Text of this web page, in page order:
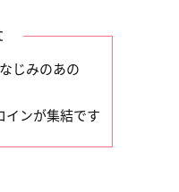
じみのあの
インが集結です